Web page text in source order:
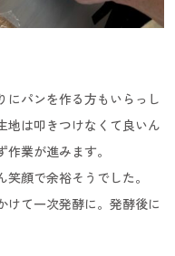
にパンを作る方もいらっし
地は叩きつけなくて良いん
業が進みます。
顔で余裕そうでした。
けて一次発酵に。発酵後に